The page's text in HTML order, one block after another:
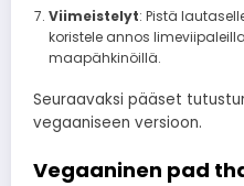
Viimeistelyt: Pistä
koristele annos
maapähkinöillä.
Seuraavaksi pääset
vegaaniseen versioon.
Vegaaninen pad